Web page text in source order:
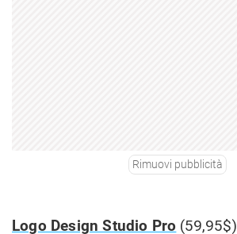
Rimuovi pubblicità
Logo Design Studio Pro (59,95$)